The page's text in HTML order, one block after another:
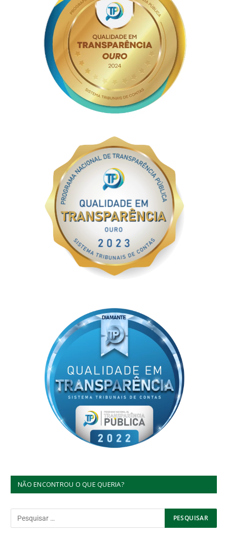
NÃO ENCONTROU O QUE QUERIA?